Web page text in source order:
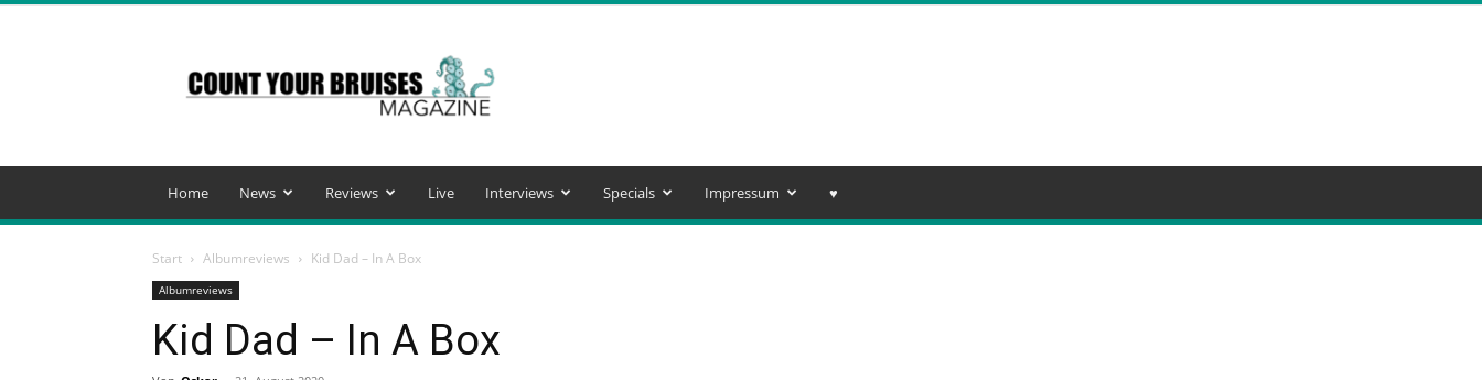
Your
Bruises
Magazine
Home News Reviews Live Interviews Specials Impressum ♥️
Start Albumreviews Kid Dad – In A Box
Albumreviews
Kid Dad – In A Box